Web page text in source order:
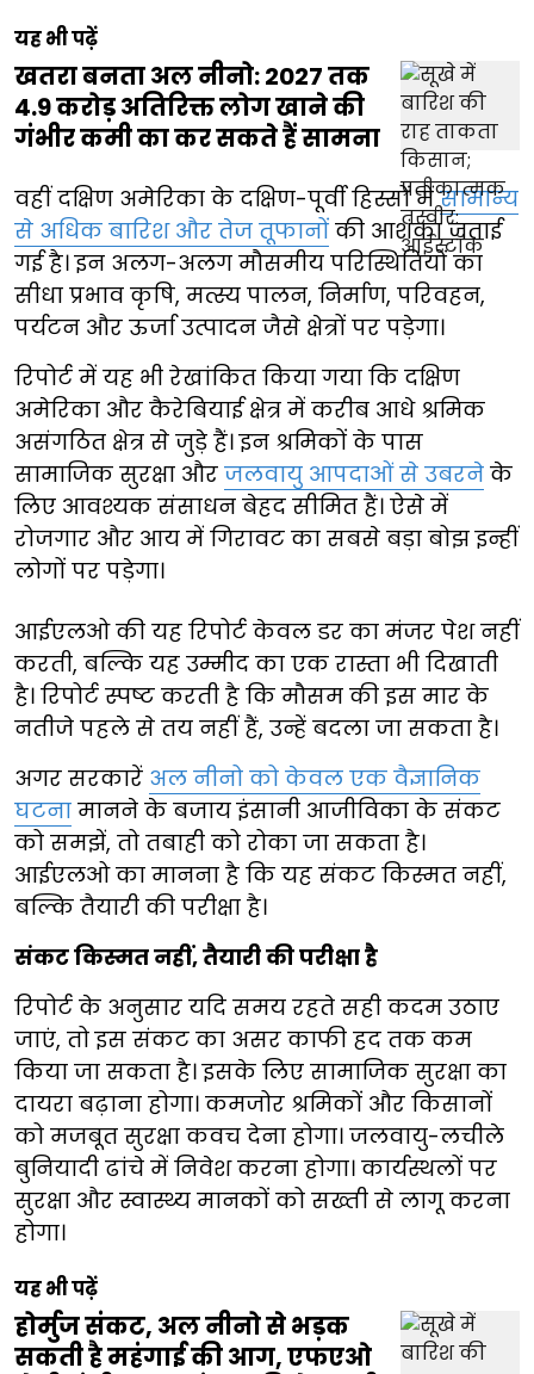
यह भी पढ़ें
खतरा बनता अल नीनो: 2027 तक
4.9 करोड़ अतिरिक्त लोग खाने की
गंभीर कमी का कर सकते हैं सामना
वहीं दक्षिण अमेरिका के दक्षिण-पूर्वी हिस्सों मेंसामान्य
से अधिक बारिश और तेज तूफानों की आशंका जताई
गई है। इन अलग-अलग मौसमीय परिस्थितियों का
सीधा प्रभाव कृषि, मत्स्य पालन, निर्माण, परिवहन,
पर्यटन और ऊर्जा उत्पादन जैसे क्षेत्रों पर पड़ेगा।
रिपोर्ट में यह भी रेखांकित किया गया कि दक्षिण
अमेरिका और कैरेबियाई क्षेत्र में करीब आधे श्रमिक
असंगठित क्षेत्र से जुड़े हैं। इन श्रमिकों के पास
सामाजिक सुरक्षा और जलवायु आपदाओं से उबरने के
लिए आवश्यक संसाधन बेहद सीमित हैं। ऐसे में
रोजगार और आय में गिरावट का सबसे बड़ा बोझ इन्हीं
लोगों पर पड़ेगा।
आईएलओ की यह रिपोर्ट केवल डर का मंजर पेश नहीं
करती, बल्कि यह उम्मीद का एक रास्ता भी दिखाती
है। रिपोर्ट स्पष्ट करती है कि मौसम की इस मार के
नतीजे पहले से तय नहीं हैं, उन्हें बदला जा सकता है।
अगर सरकारें अल नीनो को केवल एक वैज्ञानिक
घटना मानने के बजाय इंसानी आजीविका के संकट
को समझें, तो तबाही को रोका जा सकता है।
आईएलओ का मानना है कि यह संकट किस्मत नहीं,
बल्कि तैयारी की परीक्षा है।
संकट किस्मत नहीं, तैयारी की परीक्षा है
रिपोर्ट के अनुसार यदि समय रहते सही कदम उठाए
जाएं, तो इस संकट का असर काफी हद तक कम
किया जा सकता है। इसके लिए सामाजिक सुरक्षा का
दायरा बढ़ाना होगा। कमजोर श्रमिकों और किसानों
को मजबूत सुरक्षा कवच देना होगा। जलवायु-लचीले
बुनियादी ढांचे में निवेश करना होगा। कार्यस्थलों पर
सुरक्षा और स्वास्थ्य मानकों को सख्ती से लागू करना
होगा।
यह भी पढ़ें
होर्मुज संकट, अल नीनो से भड़क
सकती है महंगाई की आग, एफएओ